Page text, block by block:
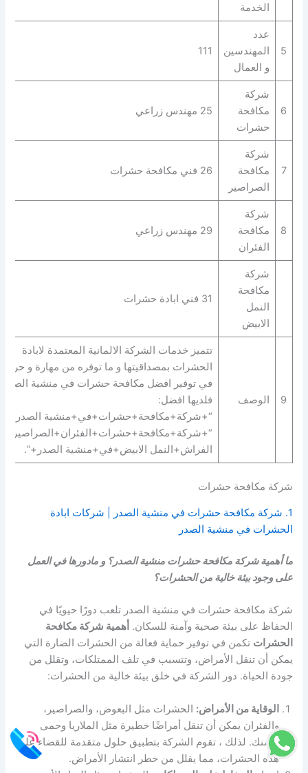
الخدمة
5
عدد
المهندسين
و العمال
111
6
شركة
مكافحة
حشرات
25 مهندس زراعي
7
شركة
مكافحة
الصراصير
26 فني مكافحة حشرات
8
شركة
مكافحة
الفئران
29 مهندس زراعي
شركة
مكافحة
النمل
الابيض
31 فني ابادة حشرات
9 الوصف
تتميز خدمات الشركة الالمانية المعتمدة لابادة
الحشرات بمصداقيتها و ما توفره من مهارة و حرفية
في توفير افضل مكافحة حشرات في منشية الصدر
فلديها افضل:
“+شركة+مكافحة+حشرات+في+منشية الصدر+”
الفراش+النمل الابيض+في+منشية الصدر+”.
شركة مكافحة حشرات
1. شركة مكافحة حشرات في منشية الصدر | شركات ابادة
الحشرات في منشية الصدر
ما أهمية شركة مكافحة حشرات منشية الصدر؟ و مادورها في العمل
على وجود بيئة خالية من الحشرات؟
شركة مكافحة حشرات في منشية الصدر تلعب دورًا حيويًا في
الحفاظ على بيئة صحية وآمنة للسكان. أهمية شركة مكافحة
الحشرات تكمن في توفير حماية فعالة من الحشرات الضارة التي
يمكن أن تنقل الأمراض، وتتسبب في تلف الممتلكات، وتقلل من
جودة الحياة. دور الشركة في خلق بيئة خالية من الحشرات:
الوقاية من الأمراض: الحشرات مثل البعوض، والصراصير،
والفئران يمكن أن تنقل أمراضًا خطيرة مثل الملاريا وحمى
الضنك. لذلك ، تقوم الشركة بتطبيق حلول متقدمة للقضاء على
هذه الحشرات، مما يقلل من خطر انتشار الأمراض.